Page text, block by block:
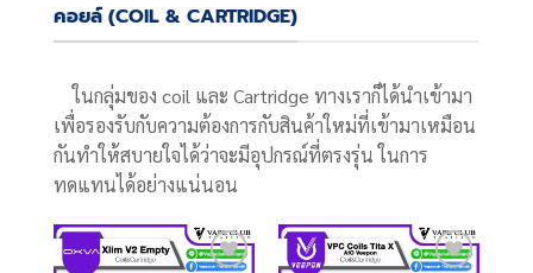
คอยล์ (COIL & CARTRIDGE)
ในกลุ่มของ coil และ Cartridge ทางเราก็ได้นำเข้ามา
เพื่อรองรับกับความต้องการกับสินค้าใหม่ที่เข้ามาเหมือน
กันทำให้สบายใจได้ว่าจะมีอุปกรณ์ที่ตรงรุ่น ในการ
ทดแทนได้อย่างแน่นอน